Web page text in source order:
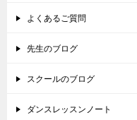
よくあるご質問
先生のブログ
スクールのブログ
ダンスレッスンノート